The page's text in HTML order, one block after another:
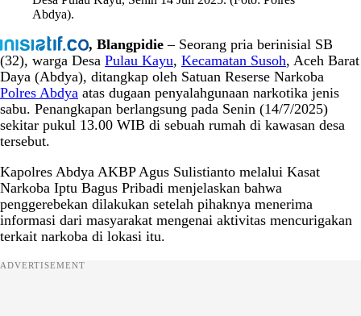
Abdya).
, Blangpidie– Seorang pria berinisial SB
(32), warga Desa Pulau Kayu, Kecamatan Susoh, Aceh Barat
Daya (Abdya), ditangkap oleh Satuan Reserse Narkoba
Polres Abdya atas dugaan penyalahgunaan narkotika jenis
sabu. Penangkapan berlangsung pada Senin (14/7/2025)
sekitar pukul 13.00 WIB di sebuah rumah di kawasan desa
tersebut.
Kapolres Abdya AKBP Agus Sulistianto melalui Kasat
Narkoba Iptu Bagus Pribadi menjelaskan bahwa
penggerebekan dilakukan setelah pihaknya menerima
informasi dari masyarakat mengenai aktivitas mencurigakan
terkait narkoba di lokasi itu.
ADVERTISEMENT